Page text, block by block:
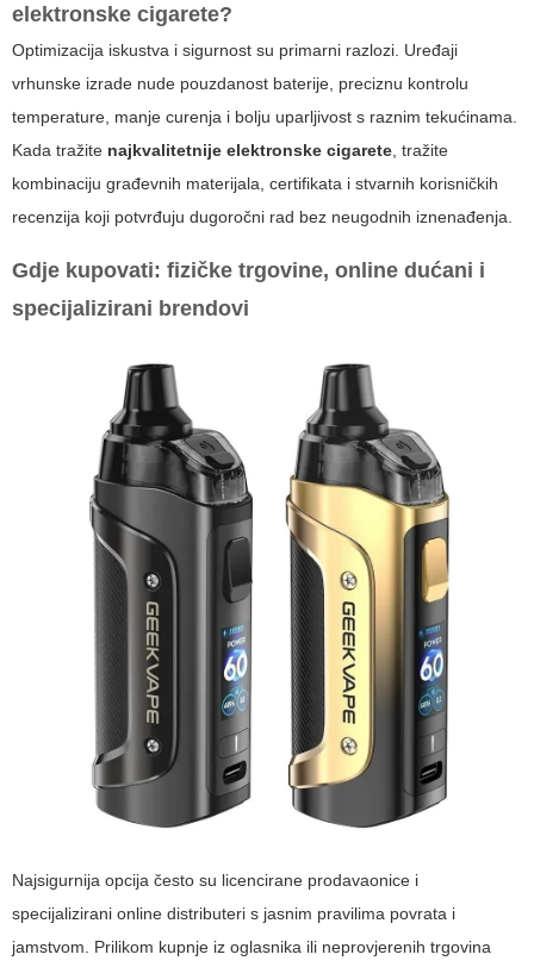
elektronske cigarete?
Optimizacija iskustva i sigurnost su primarni razlozi. Uređaji
vrhunske izrade nude pouzdanost baterije, preciznu kontrolu
temperature, manje curenja i bolju uparljivost s raznim tekućinama.
Kada tražite najkvalitetnije elektronske cigarete , tražite
kombinaciju građevnih materijala, certifikata i stvarnih korisničkih
recenzija koji potvrđuju dugoročni rad bez neugodnih iznenađenja.
Gdje kupovati: fizičke trgovine, online dućani i
specijalizirani brendovi
Najsigurnija opcija često su licencirane prodavaonice i
specijalizirani online distributeri s jasnim pravilima povrata i
jamstvom. Prilikom kupnje iz oglasnika ili neprovjerenih trgovina